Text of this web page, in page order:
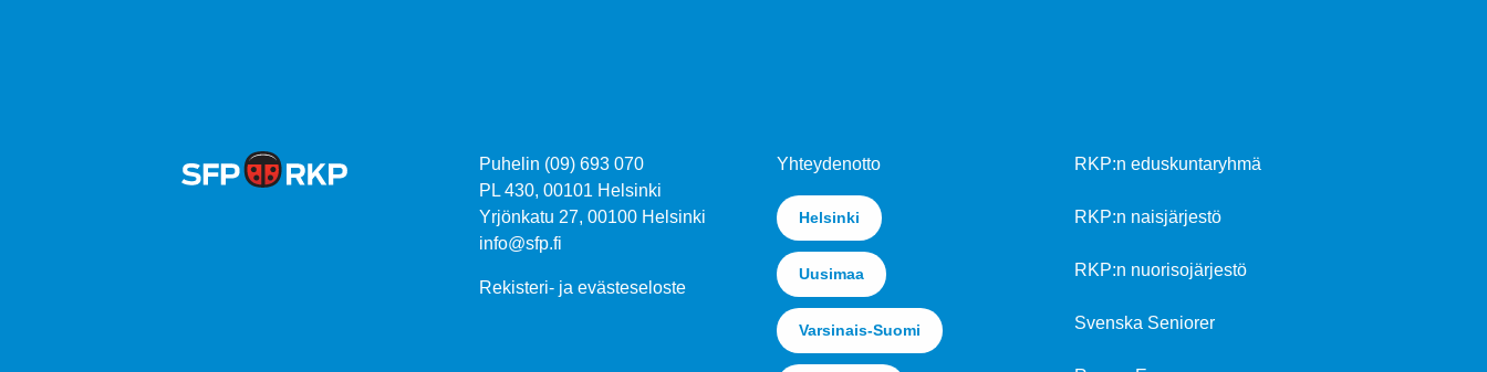
Puhelin (09) 693 070
PL 430, 00101 Helsinki
Yrjönkatu 27, 00100 Helsinki
info@sfp.fi
Rekisteri- ja evästeseloste
Yhteydenotto
Helsinki
Uusimaa
Varsinais-Suomi
RKP:n eduskuntaryhmä
RKP:n naisjärjestö
RKP:n nuorisojärjestö
Svenska Seniorer